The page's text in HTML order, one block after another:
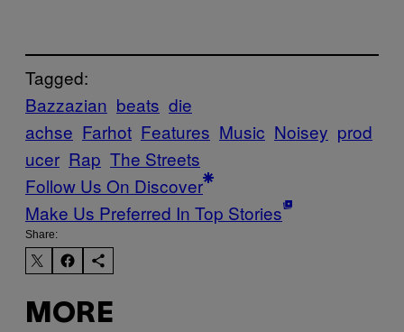
Tagged:
Bazzazian beats die
achse Farhot Features Music Noisey prod
ucer Rap The Streets
Follow Us On Discover
Make Us Preferred In Top Stories
Share:
MORE